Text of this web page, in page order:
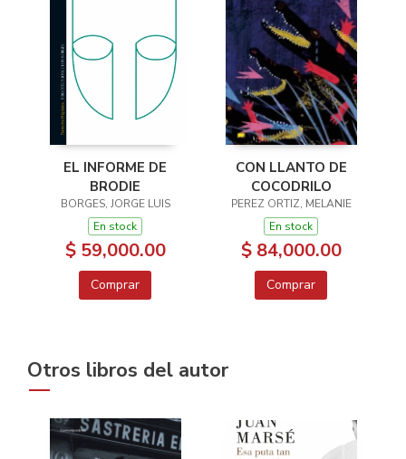
EL INFORME DE
BRODIE
BORGES, JORGE LUIS
En stock
$ 59,000.00
Comprar
CON LLANTO DE
COCODRILO
PEREZ ORTIZ, MELANIE
En stock
$ 84,000.00
Comprar
Otros libros del autor